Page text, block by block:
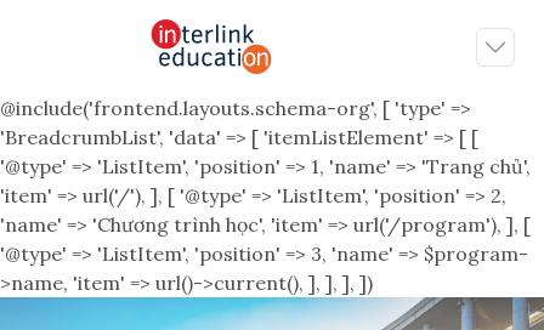
@include('frontend.layouts.schema-org', [ 'type' =>
'BreadcrumbList', 'data' => [ 'itemListElement' => [ [
'@type' => 'ListItem', 'position' => 1, 'name' => 'Trang chủ',
'item' => url('/'), ], [ '@type' => 'ListItem', 'position' => 2,
'name' => 'Chương trình học', 'item' => url('/program'), ], [
'@type' => 'ListItem', 'position' => 3, 'name' => $program-
>name, 'item' => url()->current(), ], ], ], ])